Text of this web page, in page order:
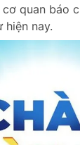
quan báo
hiện nay.